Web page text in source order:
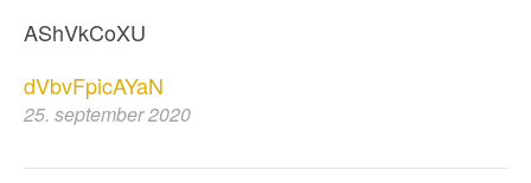
AShVkCoXU
dVbvFpicAYaN
25. september 2020